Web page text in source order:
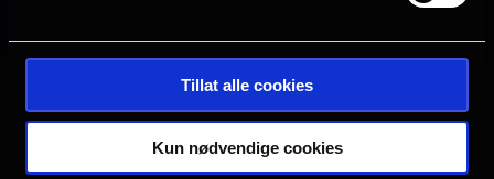
Tillat alle cookies
Kun nødvendige cookies